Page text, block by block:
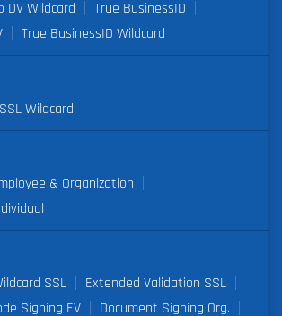
DV Wildcard
True BusinessID
True BusinessID Wildcard
Wildcard
& Organization
SSL
Extended Validation SSL
Signing EV
Document Signing Org.